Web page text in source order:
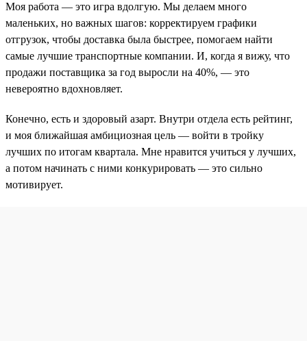
Моя работа — это игра вдолгую. Мы делаем много
маленьких, но важных шагов: корректируем графики
отгрузок, чтобы доставка была быстрее, помогаем найти
самые лучшие транспортные компании. И, когда я вижу, что
продажи поставщика за год выросли на 40%, — это
невероятно вдохновляет.
Конечно, есть и здоровый азарт. Внутри отдела есть рейтинг,
и моя ближайшая амбициозная цель — войти в тройку
лучших по итогам квартала. Мне нравится учиться у лучших,
а потом начинать с ними конкурировать — это сильно
мотивирует.